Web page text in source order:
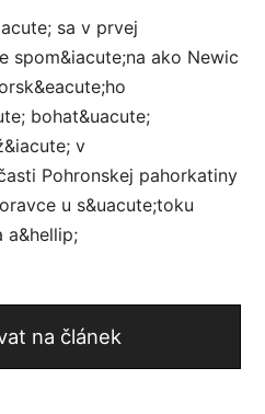
sa v prvej
spom&iacute;na ako Newic
bohat&uacute;
v
Pohronskej pahorkatiny
u s&uacute;toku
a&hellip;
na článek